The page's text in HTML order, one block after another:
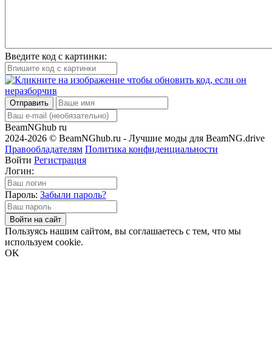
Введите код с картинки:
Отправить
BeamNGhub ru
2024-2026 © BeamNGhub.ru - Лучшие моды для BeamNG.drive
Правообладателям Политика конфиденциальности
Войти Регистрация
Логин:
Пароль: Забыли пароль?
Войти на сайт
Пользуясь нашим сайтом, вы соглашаетесь с тем, что мы
используем cookie.
OK